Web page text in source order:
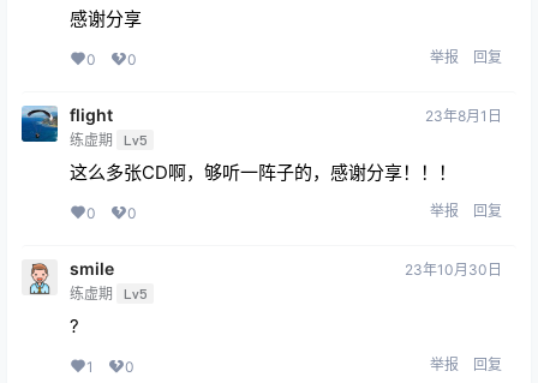
感谢分享
0 0 举报 回复
flight
练虚期 Lv5
23年8月1日
这么多张CD啊，够听一阵子的，感谢分享！！！
0 0 举报 回复
smile
练虚期 Lv5
23年10月30日
?
1 0 举报 回复